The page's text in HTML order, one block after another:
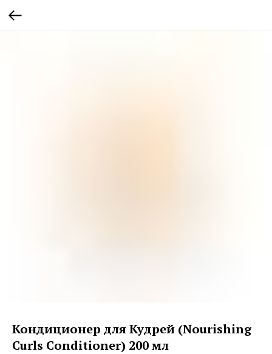
Кондиционер для Кудрей (Nourishing
Curls Conditioner) 200 мл